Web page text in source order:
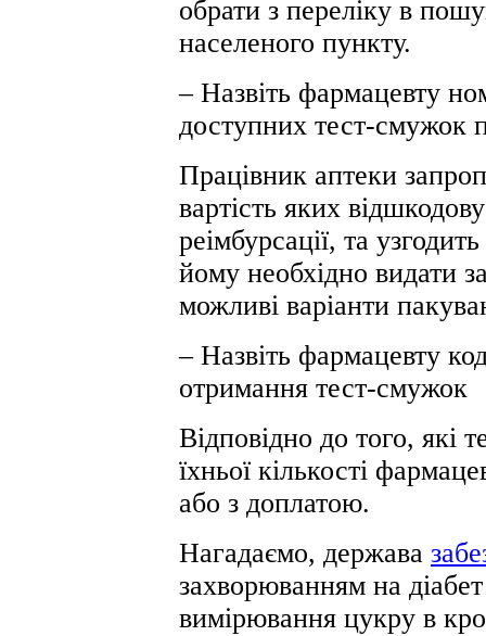
обрати з переліку в
населеного пункту.
– Назвіть фармацевту
доступних тест-смужок
Працівник аптеки
вартість яких
реімбурсації, та
йому необхідно видати
можливі варіанти
– Назвіть фармацевту
отримання тест-смужок
Відповідно до того, які
їхньої кількості
або з доплатою.
Нагадаємо, держава
захворюванням на
вимірювання цукру в